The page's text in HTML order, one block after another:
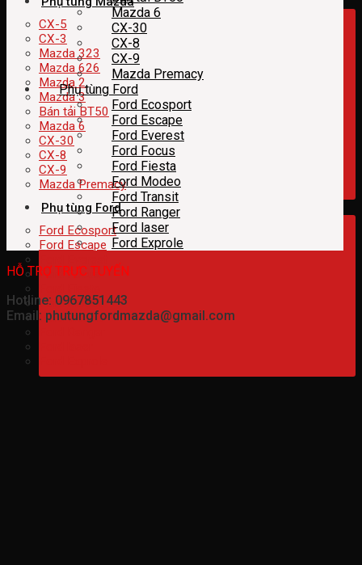
CX-5
CX-3
Mazda 323
Mazda 626
Mazda 2
Mazda 3
Bán tải BT50
Mazda 6
CX-30
CX-8
CX-9
Mazda Premacy
Phụ tùng Ford
Ford Ecosport
Ford Escape
Ford Focus
Ford Modeo
Ford Transit
Mazda 6
CX-30
CX-8
CX-9
Mazda Premacy
Phụ tùng Ford
Ford Ecosport
Ford Escape
Ford Everest
Ford Focus
Ford Fiesta
Ford Modeo
Ford Transit
Ford Ranger
Ford laser
Ford Exprole
HỖ TRỢ TRỰC TUYẾN
Hotline: 0967851443
Email: phutungfordmazda@gmail.com